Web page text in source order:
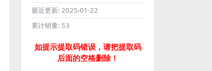
最近更新: 2025-01-22
累计销量: 53
如提示提取码错误，请把提取码
后面的空格删除！